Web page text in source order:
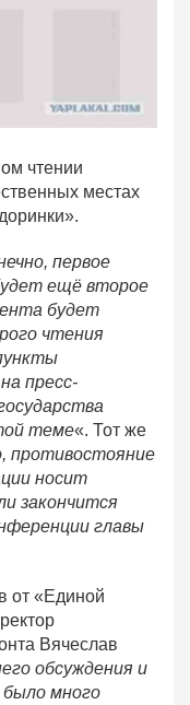
чтении
местах
первое
ещё второе
будет
чтения
пресс-
теме«. Тот же
противостояние
носит
закончится
главы
от «Единой
Вячеслав
обсуждения и
было много